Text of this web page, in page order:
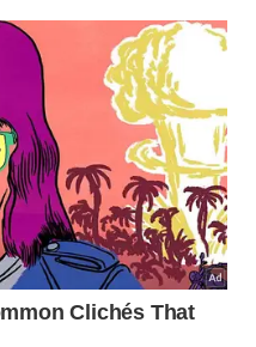
de
anos.
descoberta indicam
global e na
frentes de
pela
elétricas,
de produtos limpos
aseguirpara